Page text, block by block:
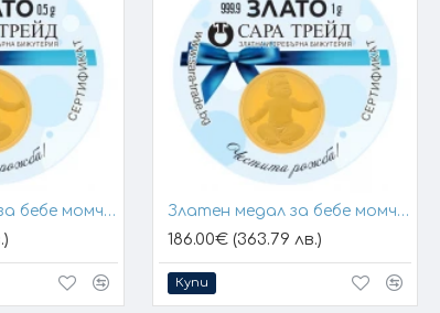
Златен медал за бебе момче 24К Златен медал за бебе момче 24К
186.00€ (363.79 лв.)
Купи